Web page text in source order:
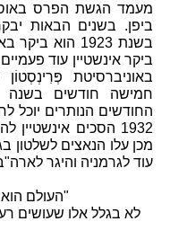
מעמד הגשת הפרס
ביפן. בשנים הבאות
בשנת 1923
ביקר אינשטיין עוד
באוניברסיטת
חמישה חודשים בשנה
החודשים הנותרים יוכל
1932 הסכים
מכן עלו הנאצים לשלטון
עוד לגרמניה והיגר
"העולם
לא בגלל אלו שעושים